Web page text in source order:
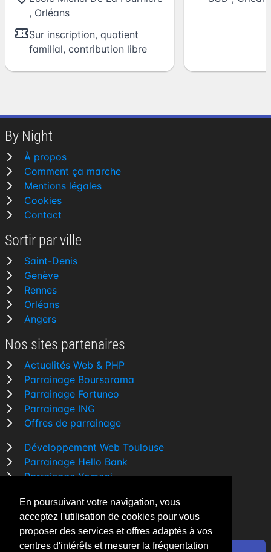
En poursuivant votre navigation, vous
acceptez l'utilisation de cookies pour vous
proposer des services et offres adaptés à vos
centres d'intérêts et mesurer la fréquentation
, Orléans
Sur inscription, quotient
familial, contribution libre
By Night
À propos
Comment ça marche
Mentions légales
Cookies
Contact
Sortir par ville
Saint-Denis
Genève
Rennes
Orléans
Angers
Nos sites partenaires
Actualités Web & PHP
Parrainage Boursorama
Parrainage Fortuneo
Parrainage ING
Offres de parrainage
Développement Web Toulouse
Parrainage Hello Bank
Parrainage Yomoni
Comparatif banque